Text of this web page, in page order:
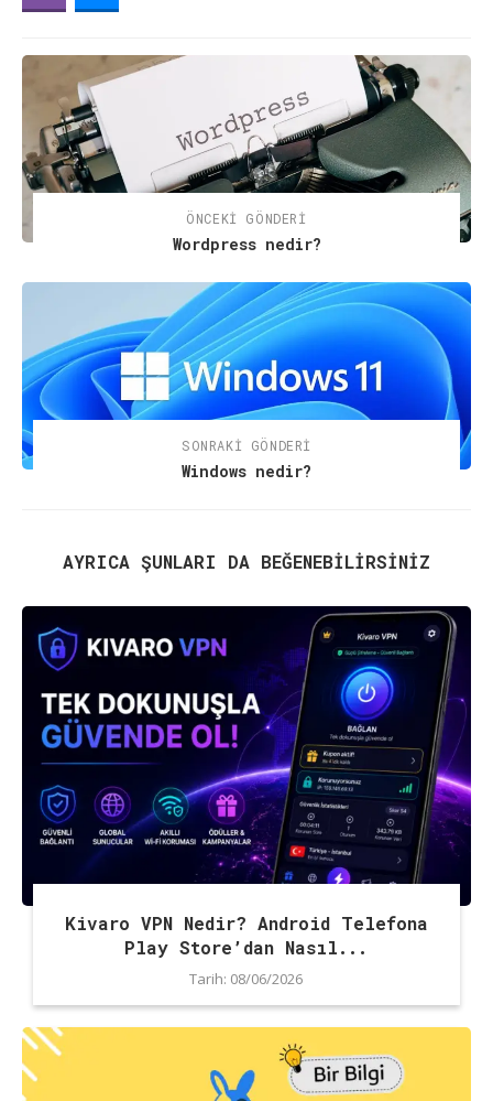
ÖNCEKI GÖNDERI
Wordpress nedir?
SONRAKI GÖNDERI
Windows nedir?
AYRICA ŞUNLARI DA BEĞENEBILIRSINIZ
Kivaro VPN Nedir? Android Telefona
Play Store’dan Nasıl...
Tarih: 08/06/2026